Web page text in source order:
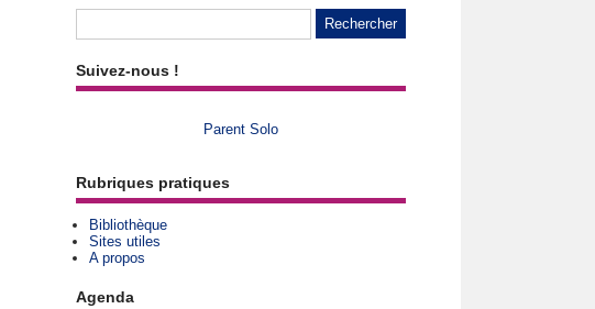
Suivez-nous !
Parent Solo
Rubriques pratiques
Bibliothèque
Sites utiles
A propos
Agenda